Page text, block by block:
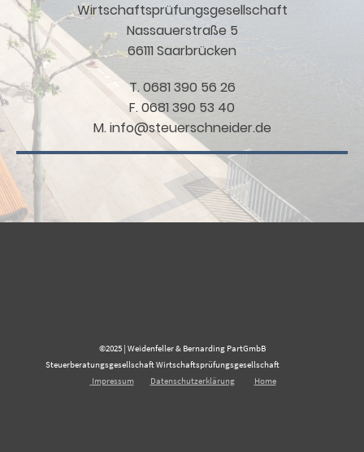
Wirtschaftsprüfungsgesellschaft
Nassauerstraße 5
66111 Saarbrücken
T. 0681 390 56 26
F. 0681 390 53 40
M. info@steuerschneider.de
©2025 | Weidenfeller & Bernarding PartGmbB
Steuerberatungsgesellschaft Wirtschaftsprüfungsgesellschaft
Impressum
Datenschutzerklärung Home